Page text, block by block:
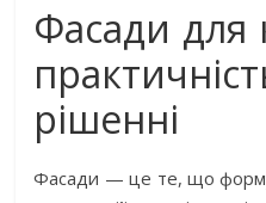
Фасади для
рішенні
Фасади — це те, що